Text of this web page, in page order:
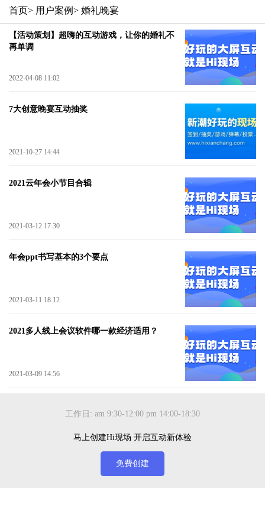
首页> 用户案例> 婚礼晚宴
【活动策划】超嗨的互动游戏，让你的婚礼不
再单调
2022-04-08 11:02
7大创意晚宴互动抽奖
2021-10-27 14:44
2021云年会小节目合辑
2021-03-12 17:30
年会ppt书写基本的3个要点
2021-03-11 18:12
2021多人线上会议软件哪一款经济适用？
2021-03-09 14:56
工作日: am 9:30-12:00 pm 14:00-18:30
马上创建Hi现场 开启互动新体验
免费创建